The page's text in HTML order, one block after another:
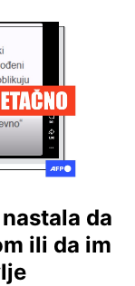
da
ili da im